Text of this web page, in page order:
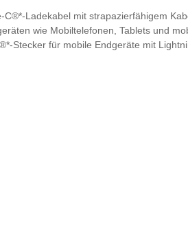
Ladekabel mit strapazierfähigem
wie Mobiltelefonen, Tablets und
Stecker für mobile Endgeräte mit
bluetooth*USB Type-C® und USB-